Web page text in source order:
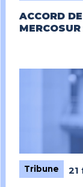
ACCORD
Tribune
21